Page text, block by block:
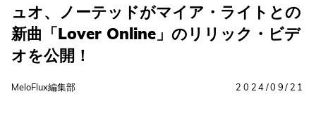
ュオ、ノーテッドがマイア・ライトとの
新曲「Lover Online」のリリック・ビデ
オを公開！
MeloFlux編集部 2024/09/21